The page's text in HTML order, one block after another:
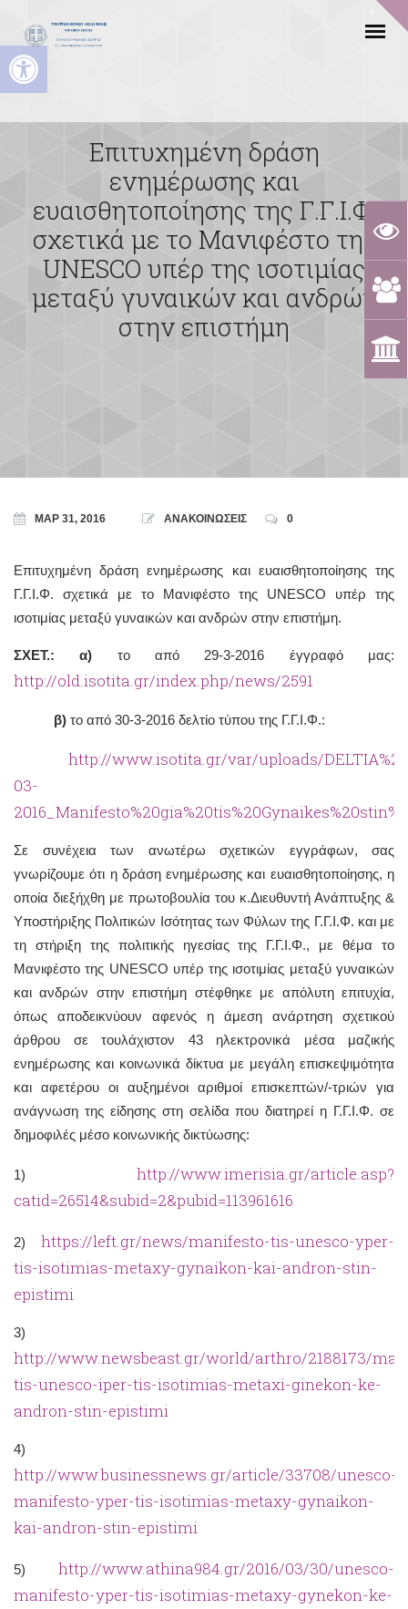
Ανοίξτε τη γραμμή εργαλείων
Επιτυχημένη δράση
ενημέρωσης και
ευαισθητοποίησης της Γ.Γ.Ι.Φ.
σχετικά με το Μανιφέστο της
UNESCO υπέρ της ισοτιμίας
μεταξύ γυναικών και ανδρών
στην επιστήμη
ΜΑΡ 31, 2016 ΑΝΑΚΟΙΝΩΣΕΙΣ 0
Επιτυχημένη δράση ενημέρωσης και ευαισθητοποίησης της
Γ.Γ.Ι.Φ. σχετικά με το Μανιφέστο της UNESCO υπέρ της
ισοτιμίας μεταξύ γυναικών και ανδρών στην επιστήμη.
ΣΧΕΤ.: α) το από 29-3-2016 έγγραφό μας:
http://old.isotita.gr/index.php/news/2591
β) το από 30-3-2016 δελτίο τύπου της Γ.Γ.Ι.Φ.:
http://www.isotita.gr/var/uploads/
03-
Σε συνέχεια των ανωτέρω σχετικών εγγράφων, σας
γνωρίζουμε ότι η δράση ενημέρωσης και ευαισθητοποίησης, η
οποία διεξήχθη με πρωτοβουλία του κ.Διευθυντή Ανάπτυξης &
Υποστήριξης Πολιτικών Ισότητας των Φύλων της Γ.Γ.Ι.Φ. και με
τη στήριξη της πολιτικής ηγεσίας της Γ.Γ.Ι.Φ., με θέμα το
Μανιφέστο της UNESCO υπέρ της ισοτιμίας μεταξύ γυναικών
και ανδρών στην επιστήμη στέφθηκε με απόλυτη επιτυχία,
όπως αποδεικνύουν αφενός η άμεση ανάρτηση σχετικού
άρθρου σε τουλάχιστον 43 ηλεκτρονικά μέσα μαζικής
ενημέρωσης και κοινωνικά δίκτυα με μεγάλη επισκεψιμότητα
και αφετέρου οι αυξημένοι αριθμοί επισκεπτών/-τριών για
ανάγνωση της είδησης στη σελίδα που διατηρεί η Γ.Γ.Ι.Φ. σε
δημοφιλές μέσο κοινωνικής δικτύωσης:
1) http://www.imerisia.gr/article.asp?
catid=26514&subid=2&pubid=113961616
2) https://left.gr/news/manifesto-tis-unesco-yper-
tis-isotimias-metaxy-gynaikon-kai-andron-stin-
epistimi
3)
http://www.newsbeast.gr/world/arthro/2188173/
tis-unesco-iper-tis-isotimias-metaxi-ginekon-ke-
andron-stin-epistimi
4)
http://www.businessnews.gr/article/33708/unesco-
manifesto-yper-tis-isotimias-metaxy-gynaikon-
kai-andron-stin-epistimi
5) http://www.athina984.gr/2016/03/30/unesco-
manifesto-yper-tis-isotimias-metaxy-gynekon-ke-